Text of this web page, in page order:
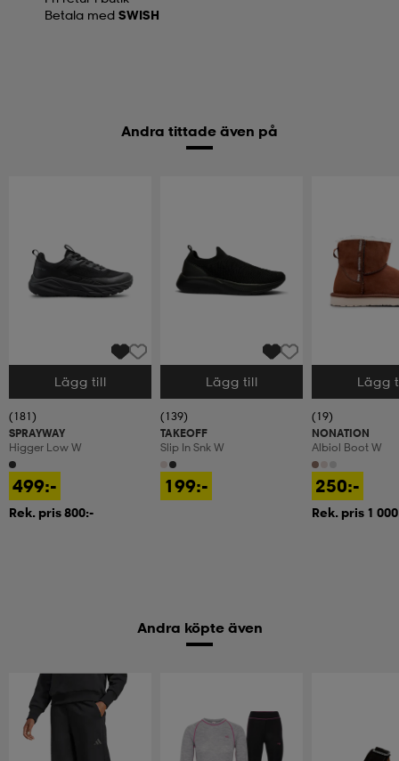
Betala med SWISH
Andra tittade även på
Välj storlek
Lägg till
(181)
SPRAYWAY
Higger Low W
499:-
Rek. pris 800:-
Välj storlek
Lägg till
(139)
TAKEOFF
Slip In Snk W
199:-
Välj storlek
Lägg
(19)
NONATION
Albiol Boot W
250:-
Rek. pris 1
Andra köpte även